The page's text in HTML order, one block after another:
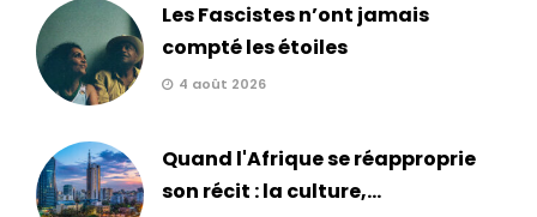
Les Fascistes n’ont jamais
compté les étoiles
4 août 2026
Quand l'Afrique se réapproprie
son récit : la culture,...